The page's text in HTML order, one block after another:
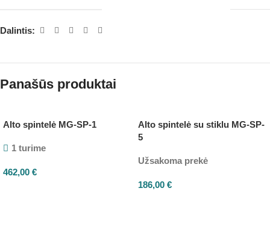
Dalintis:
Panašūs produktai
Alto spintelė MG-SP-1
1 turime
462,00 €
Alto spintelė su stiklu MG-SP-
5
Užsakoma prekė
186,00 €